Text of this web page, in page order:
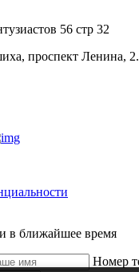
56 стр 32
проспект Ленина, 2.
в ближайшее время
Номер